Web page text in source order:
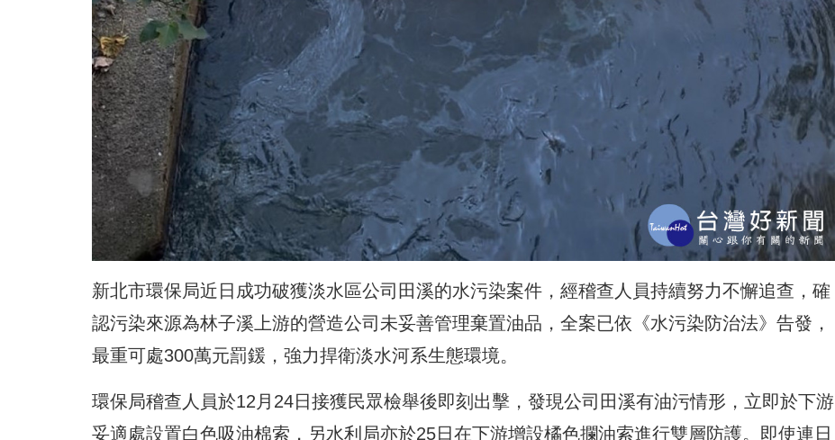
新北市環保局近日成功破獲淡水區公司田溪的水污染案件，經稽查人員持續努力不懈追查，確
認污染來源為林子溪上游的營造公司未妥善管理棄置油品，全案已依《水污染防治法》告發，
最重可處300萬元罰鍰，強力捍衛淡水河系生態環境。
環保局稽查人員於12月24日接獲民眾檢舉後即刻出擊，發現公司田溪有油污情形，立即於下游
妥適處設置白色吸油棉索，另水利局亦於25日在下游增設橘色攔油索進行雙層防護。即使連日